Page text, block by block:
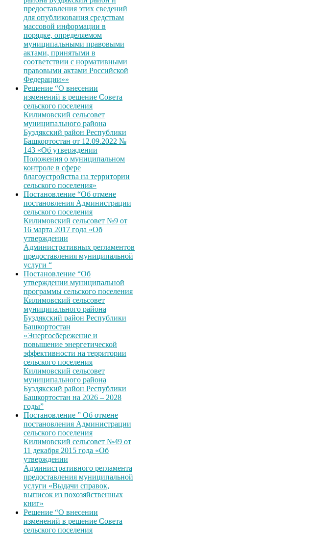
предоставления этих сведений
для опубликования средствам
массовой информации в
порядке, определяемом
муниципальными правовыми
актами, принятыми в
соответствии с нормативными
правовыми актами Российской
Федерации»»
Решение “О внесении
изменений в решение Совета
сельского поселения
Килимовский сельсовет
муниципального района
Буздякский район Республики
Башкортостан от 12.09.2022 №
143 «Об утверждении
Положения о муниципальном
контроле в сфере
благоустройства на территории
сельского поселения»
Постановление “Об отмене
постановления Администрации
сельского поселения
Килимовский сельсовет №9 от
16 марта 2017 года «Об
утверждении
Административных регламентов
предоставления муниципальной
услуги “
Постановление “Об
утверждении муниципальной
программы сельского поселения
Килимовский сельсовет
муниципального района
Буздякский район Республики
Башкортостан
«Энергосбережение и
повышение энергетической
эффективности на территории
сельского поселения
Килимовский сельсовет
муниципального района
Буздякский район Республики
Башкортостан на 2026 – 2028
годы”
Постановление ” Об отмене
постановления Администрации
сельского поселения
Килимовский сельсовет №49 от
11 декабря 2015 года «Об
утверждении
Административного регламента
предоставления муниципальной
услуги «Выдачи справок,
выписок из похозяйственных
книг»
Решение “О внесении
изменений в решение Совета
сельского поселения